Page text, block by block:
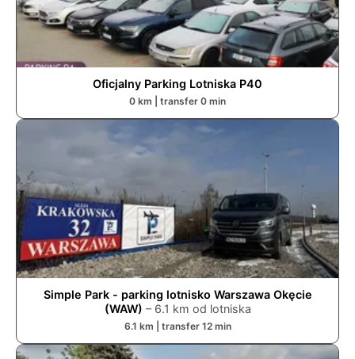
Oficjalny Parking Lotniska P40
0 km | transfer 0 min
Simple Park - parking lotnisko Warszawa Okęcie
(WAW) – 6.1 km od lotniska
6.1 km | transfer 12min